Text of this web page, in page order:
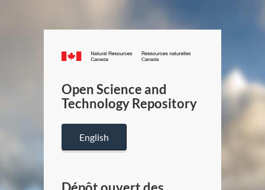
Canada.ca
/
Canada
Open Science and
Technology Repository
English